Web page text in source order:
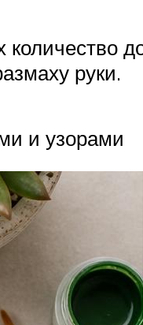
количество
руки.
и узорами